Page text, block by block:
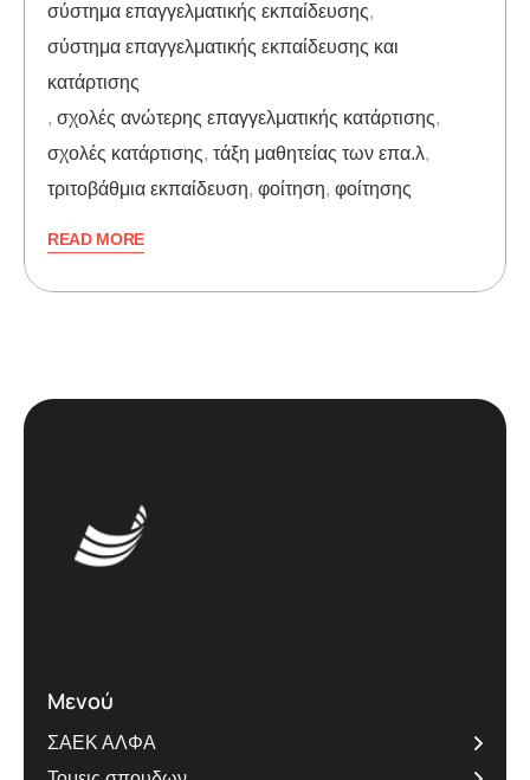
σύστημα επαγγελματικής εκπαίδευσης,
σύστημα επαγγελματικής εκπαίδευσης και
κατάρτισης
, σχολές ανώτερης επαγγελματικής κατάρτισης,
σχολές κατάρτισης, τάξη μαθητείας των επα.λ,
τριτοβάθμια εκπαίδευση, φοίτηση, φοίτησης
READ MORE
Μενού
ΣΑΕΚ ΑΛΦΑ